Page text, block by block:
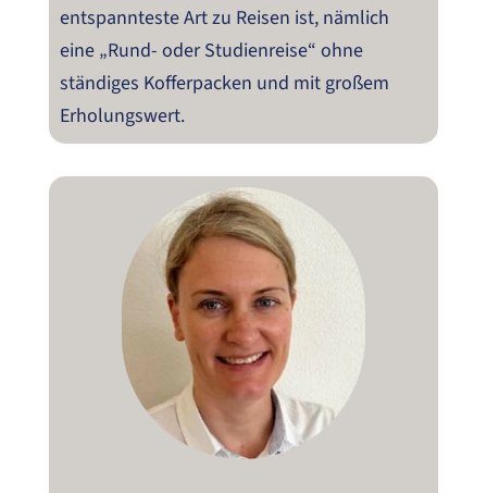
entspannteste Art zu Reisen ist, nämlich
eine „Rund- oder Studienreise“ ohne
ständiges Kofferpacken und mit großem
Erholungswert.